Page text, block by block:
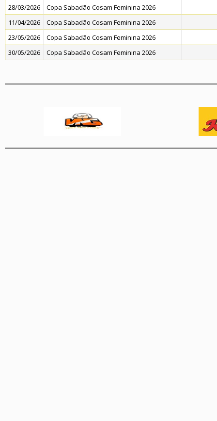
28/03/2026
Copa Sabadão Cosam Feminina 2026
11/04/2026
Copa Sabadão Cosam Feminina 2026
23/05/2026
Copa Sabadão Cosam Feminina 2026
30/05/2026
Copa Sabadão Cosam Feminina 2026